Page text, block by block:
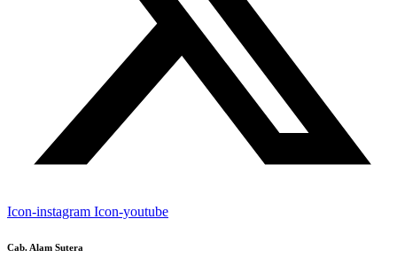
Icon-instagram Icon-youtube
Cab. Alam Sutera